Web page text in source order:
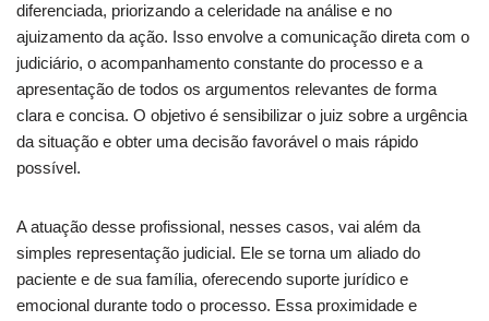
diferenciada, priorizando a celeridade na análise e no
ajuizamento da ação. Isso envolve a comunicação direta com o
judiciário, o acompanhamento constante do processo e a
apresentação de todos os argumentos relevantes de forma
clara e concisa. O objetivo é sensibilizar o juiz sobre a urgência
da situação e obter uma decisão favorável o mais rápido
possível.
A atuação desse profissional, nesses casos, vai além da
simples representação judicial. Ele se torna um aliado do
paciente e de sua família, oferecendo suporte jurídico e
emocional durante todo o processo. Essa proximidade e